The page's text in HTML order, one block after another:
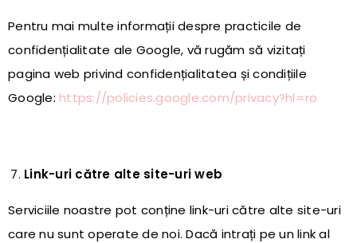
Pentru mai multe informații despre practicile de
confidențialitate ale Google, vă rugăm să vizitați
pagina web privind confidențialitatea și condițiile
Google: https://policies.google.com/privacy?hl=ro
Link-uri către alte site-uri web
Serviciile noastre pot conține link-uri către alte site-uri
care nu sunt operate de noi. Dacă intrați pe un link al